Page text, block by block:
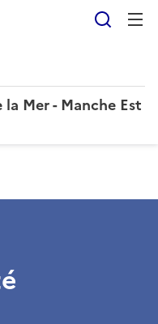
Mer - Manche Est